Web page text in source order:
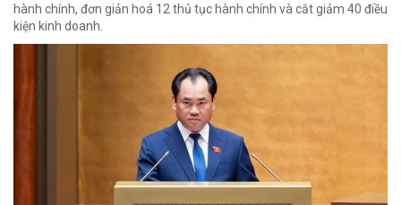
hành chính, đơn giản hoá 12 thủ tục hành chính và cắt giảm 40 điều
kiện kinh doanh.